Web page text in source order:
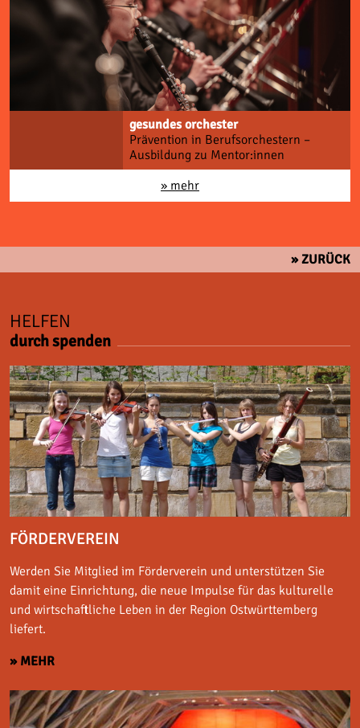
gesundes orchester
Prävention in Berufsorchestern –
Ausbildung zu Mentor:innen
» mehr
» ZURÜCK
HELFEN
durch spenden
FÖRDERVEREIN
Werden Sie Mitglied im Förderverein und unterstützen Sie
damit eine Einrichtung, die neue Impulse für das kulturelle
und wirtschaftliche Leben in der Region Ostwürttemberg
liefert.
» MEHR